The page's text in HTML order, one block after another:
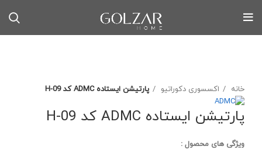
خانه
اکسسوری دکوراتیو پارتیشن ایستاده ADMC کد H-09
پارتیشن ایستاده ADMC کد H-09
ویژگی های محصول :